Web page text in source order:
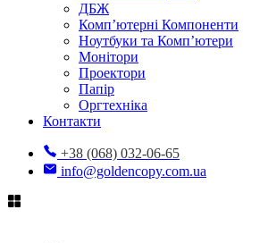
ДБЖ
Комп’ютерні Компоненти
Ноутбуки та Комп’ютери
Монітори
Проектори
Папір
Оргтехніка
Контакти
+38 (068) 032-06-65
info@goldencopy.com.ua